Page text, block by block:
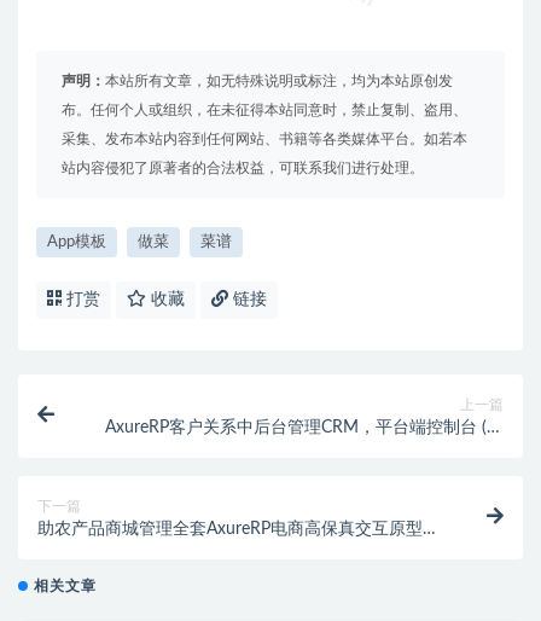
声明： 本站所有文章，如无特殊说明或标注，均为本站原创发
布。任何个人或组织，在未征得本站同意时，禁止复制、盗用、
采集、发布本站内容到任何网站、书籍等各类媒体平台。如若本
站内容侵犯了原著者的合法权益，可联系我们进行处理。
App模板 做菜 菜谱
打赏 收藏 链接
上一篇
AxureRP客户关系中后台管理CRM，平台端控制台 (超
下一篇
助农产品商城管理全套AxureRP电商高保真交互原型图
相关文章